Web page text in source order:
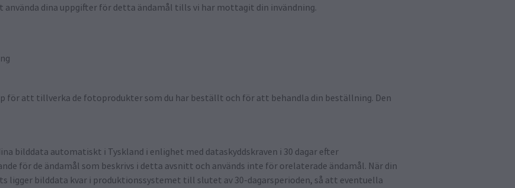
dina uppgifter för detta ändamål tills vi har mottagit din invändning.
för att tillverka de fotoprodukter som du har beställt och för att behandla din beställning. Den
bilddata automatiskt i Tyskland i enlighet med dataskyddskraven i 30 dagar efter
för de ändamål som beskrivs i detta avsnitt och används inte för orelaterade ändamål. När din
ligger bilddata kvar i produktionssystemet till slutet av 30-dagarsperioden, så att eventuella